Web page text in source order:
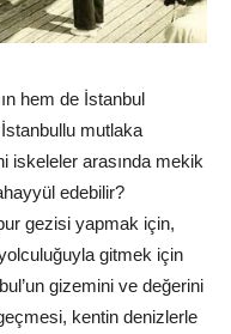
hem de İstanbul
İstanbullu mutlaka
iskeleler arasında mekik
edebilir?
gezisi yapmak için,
gitmek için
gizemini ve değerini
kentin denizlerle